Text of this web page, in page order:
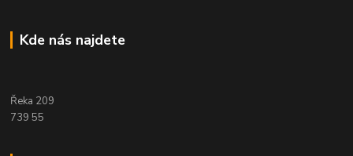
Kde nás najdete
Řeka 209
739 55